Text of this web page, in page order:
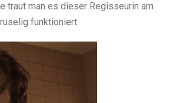
traut man es dieser Regisseurin am
funktioniert.